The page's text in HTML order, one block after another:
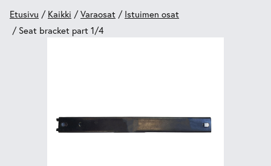
Etusivu / Kaikki /Varaosat / Istuimen osat
/ Seat bracket part 1/4